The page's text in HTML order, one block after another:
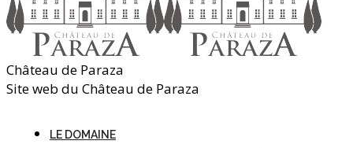
Château de Paraza
Site web du Château de Paraza
LE DOMAINE